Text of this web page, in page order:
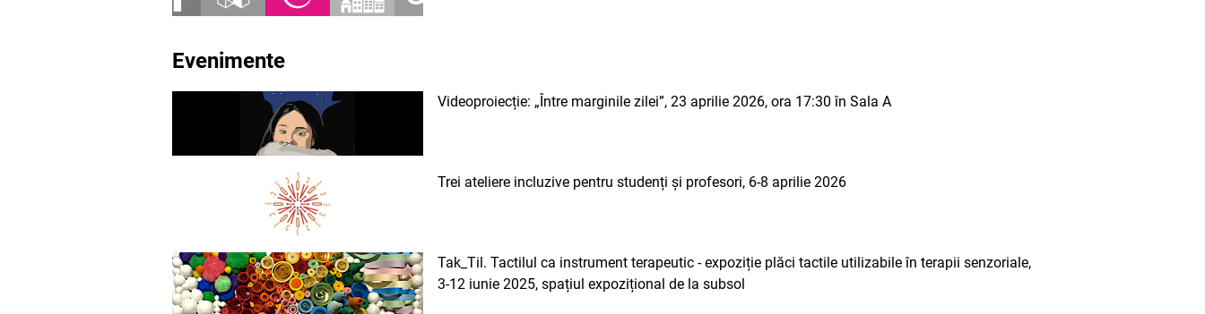
Evenimente
Videoproiecție: „Între marginile zilei”, 23 aprilie 2026, ora 17:30 în Sala A
Trei ateliere incluzive pentru studenți și profesori, 6-8 aprilie 2026
Tak_Til. Tactilul ca instrument terapeutic - expoziție plăci tactile utilizabile în terapii senzoriale,
3-12 iunie 2025, spațiul expozițional de la subsol